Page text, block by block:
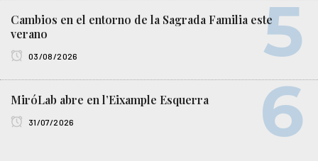
Cambios en el entorno de la Sagrada Familia este
verano
03/08/2026
MiróLab abre en l’Eixample Esquerra
31/07/2026